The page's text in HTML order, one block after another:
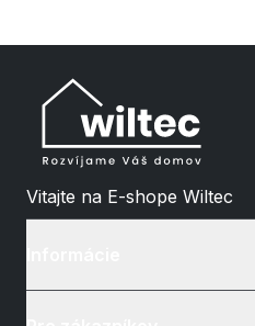
Vitajte na E-shope Wiltec